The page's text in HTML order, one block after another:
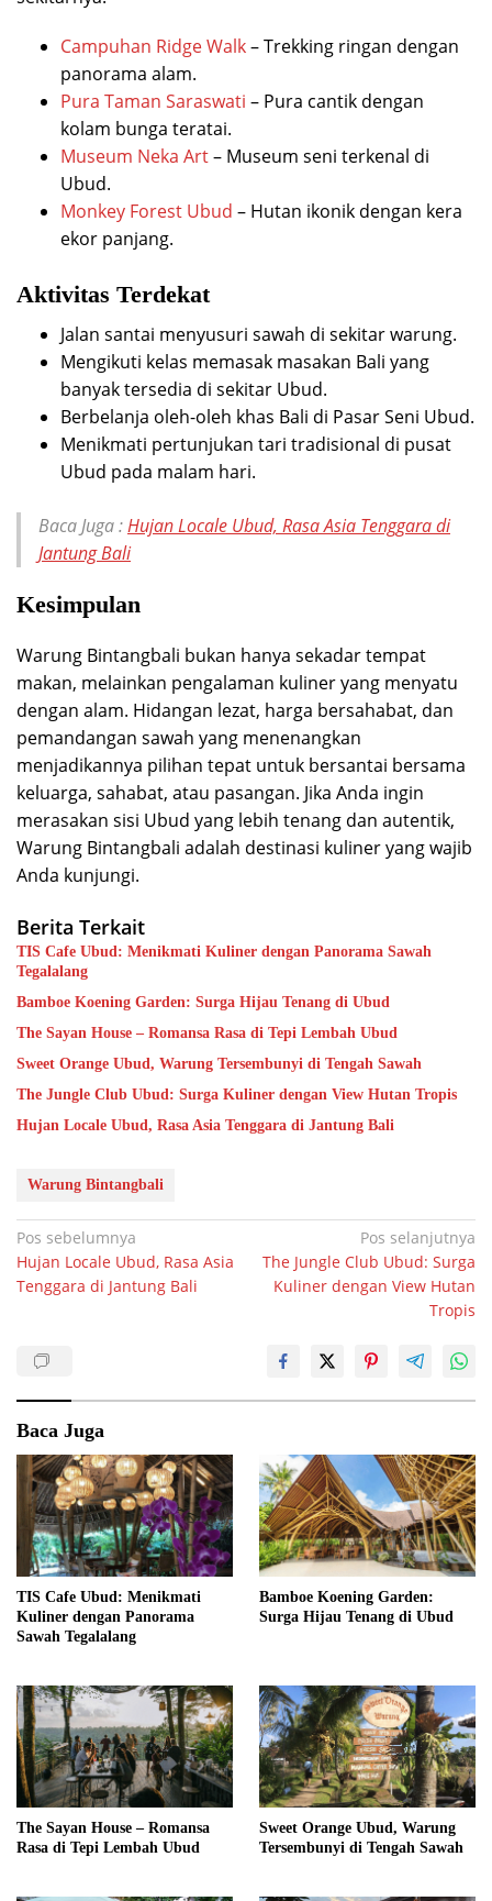
Campuhan Ridge Walk– Trekking ringan dengan
panorama alam.
Pura Taman Saraswati – Pura cantik dengan
kolam bunga teratai.
Museum Neka Art– Museum seni terkenal di
Ubud.
Monkey Forest Ubud – Hutan ikonik dengan kera
ekor panjang.
Aktivitas Terdekat
Jalan santai menyusuri sawah di sekitar warung.
Mengikuti kelas memasak masakan Bali yang
banyak tersedia di sekitar Ubud.
Berbelanja oleh-oleh khas Bali di Pasar Seni Ubud.
Menikmati pertunjukan tari tradisional di pusat
Ubud pada malam hari.
Baca Juga :Hujan Locale Ubud, Rasa Asia Tenggara di
Jantung Bali
Kesimpulan
Warung Bintangbali bukan hanya sekadar tempat
makan, melainkan pengalaman kuliner yang menyatu
dengan alam. Hidangan lezat, harga bersahabat, dan
pemandangan sawah yang menenangkan
menjadikannya pilihan tepat untuk bersantai bersama
keluarga, sahabat, atau pasangan. Jika Anda ingin
merasakan sisi Ubud yang lebih tenang dan autentik,
Warung Bintangbali adalah destinasi kuliner yang wajib
Anda kunjungi.
Berita Terkait
TIS Cafe Ubud: Menikmati Kuliner dengan Panorama Sawah
Tegalalang
Bamboe Koening Garden: Surga Hijau Tenang di Ubud
The Sayan House – Romansa Rasa di Tepi Lembah Ubud
Sweet Orange Ubud, Warung Tersembunyi di Tengah Sawah
The Jungle Club Ubud: Surga Kuliner dengan View Hutan Tropis
Hujan Locale Ubud, Rasa Asia Tenggara di Jantung Bali
Warung Bintangbali
Navigasi
pos
Pos sebelumnya
Hujan Locale Ubud, Rasa Asia
Tenggara di Jantung Bali
Pos selanjutnya
The Jungle Club Ubud: Surga
Kuliner dengan View Hutan
Tropis
Baca Juga
TIS Cafe Ubud: Menikmati
Kuliner dengan Panorama
Sawah Tegalalang
Bamboe Koening Garden:
Surga Hijau Tenang di Ubud
The Sayan House – Romansa
Rasa di Tepi Lembah Ubud
Sweet Orange Ubud, Warung
Tersembunyi di Tengah Sawah